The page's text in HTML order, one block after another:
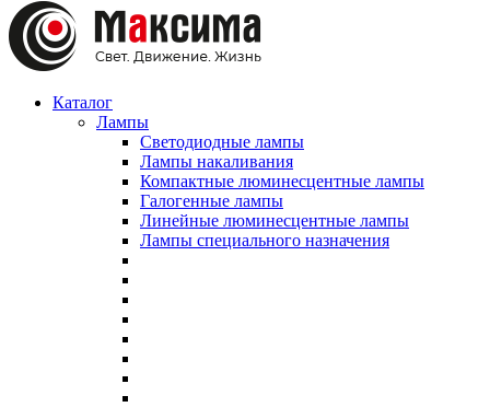
Каталог
Лампы
Светодиодные лампы
Лампы накаливания
Компактные люминесцентные лампы
Галогенные лампы
Линейные люминесцентные лампы
Лампы специального назначения